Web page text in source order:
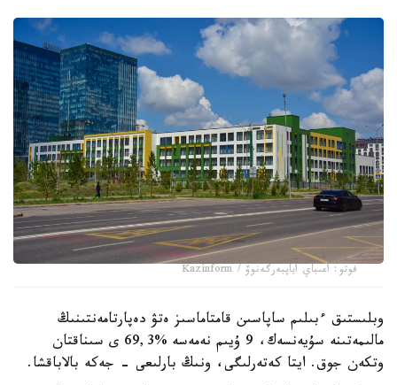
فوتو: اعىباي اياپبەرگەنوۆ / Kazinform
وبلىستىق ءبىلىم ساپاسىن قامتاماسىز ەتۋ دەپارتامەنتىنىڭ
مالىمەتىنە سۇيەنسەك، 9 ۇيىم نەمەسە %69,3 ى سىناقتان
وتكەن جوق. ايتا كەتەرلىگى، ونىڭ بارلىعى - جەكە بالاباقشا.